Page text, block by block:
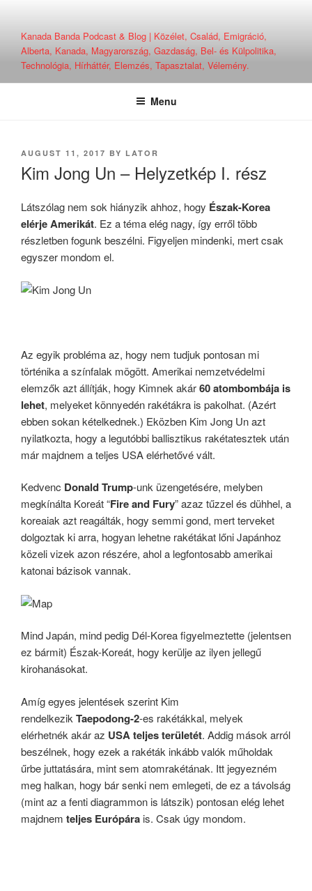
contentKanada Banda Podcast & Blog | Közélet, Család, Emigráció,
Alberta, Kanada, Magyarország, Gazdaság, Bel- és Külpolitika,
Technológia, Hírháttér, Elemzés, Tapasztalat, Vélemény.
Menu
POSTED
AUGUST 11, 2017 BY LATOR
Kim Jong Un – Helyzetkép I. rész
Látszólag nem sok hiányzik ahhoz, hogy Észak-Korea
elérje Amerikát. Ez a téma elég nagy, így erről több
részletben fogunk beszélni. Figyeljen mindenki, mert csak
egyszer mondom el.
Az egyik probléma az, hogy nem tudjuk pontosan mi
történika a színfalak mögött. Amerikai nemzetvédelmi
elemzők azt állítják, hogy Kimnek akár60 atombombája is
lehet, melyeket könnyedén rakétákra is pakolhat. (Azért
ebben sokan kételkednek.) Eközben Kim Jong Un azt
nyilatkozta, hogy a legutóbbi ballisztikus rakétatesztek után
már majdnem a teljes USA elérhetővé vált.
Kedvenc Donald Trump-unk üzengetésére, melyben
megkínálta Koreát “Fire and Fury” azaz tűzzel és dühhel, a
koreaiak azt reagálták, hogy semmi gond, mert terveket
dolgoztak ki arra, hogyan lehetne rakétákat lőni Japánhoz
közeli vizek azon részére, ahol a legfontosabb amerikai
katonai bázisok vannak.
Mind Japán, mind pedig Dél-Korea figyelmeztette (jelentsen
ez bármit) Észak-Koreát, hogy kerülje az ilyen jellegű
kirohanásokat.
Amíg egyes jelentések szerint Kim
rendelkezik Taepodong-2-es rakétákkal, melyek
elérhetnék akár az USA teljes területét. Addig mások arról
beszélnek, hogy ezek a rakéták inkább valók műholdak
űrbe juttatására, mint sem atomrakétának. Itt jegyezném
meg halkan, hogy bár senki nem emlegeti, de ez a távolság
(mint az a fenti diagrammon is látszik) pontosan elég lehet
majdnem teljes Európára is. Csak úgy mondom.